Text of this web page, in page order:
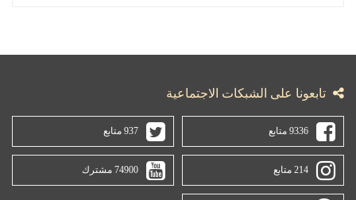
تابعونا على الشبكات الاجتماعية
9336 متابع 937 متابع
214 متابع 74900 مشترك